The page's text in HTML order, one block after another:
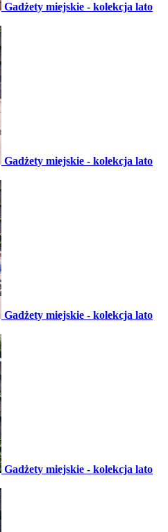
Gadżety miejskie - kolekcja lato
Gadżety miejskie - kolekcja lato
Gadżety miejskie - kolekcja lato
Gadżety miejskie - kolekcja lato